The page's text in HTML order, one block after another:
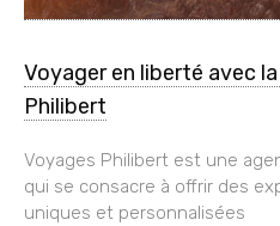
Voyager en liberté avec
Philibert
Voyages Philibert est une
qui se consacre à offrir des
uniques et personnalisées